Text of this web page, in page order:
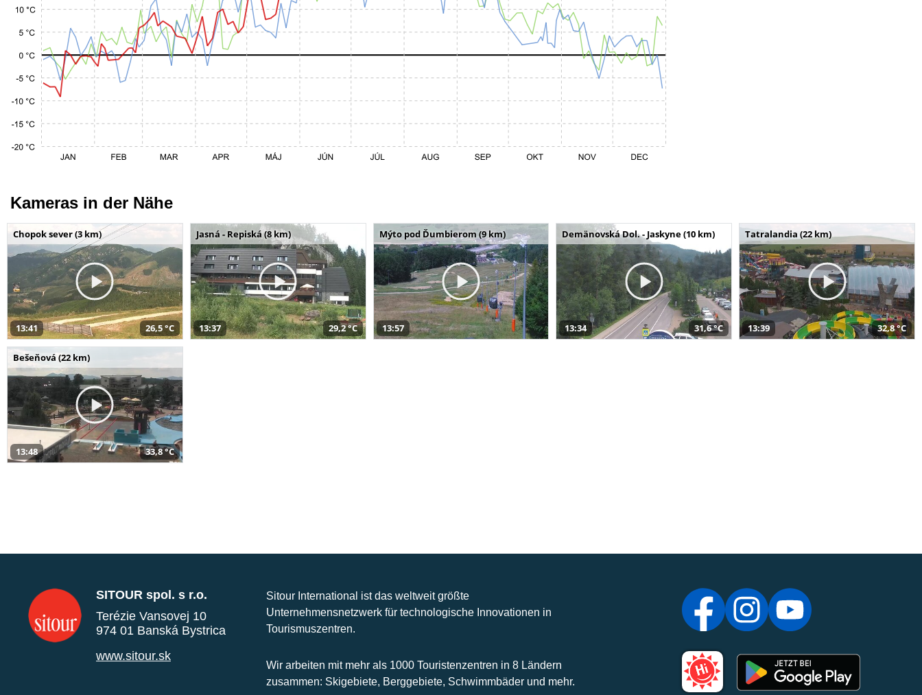
Kameras in der Nähe
Chopok sever (3 km)
13:41 26,5 °C
Jasná - Repiská (8 km)
13:37 29,2 °C
Mýto pod Ďumbierom (9 km)
13:57
Demänovská Dol. - Jaskyne (10 km)
13:34 31,6 °C
Tatralandia (22 km)
13:39 32,8 °C
Bešeňová (22 km)
13:48 33,8 °C
SITOUR spol. s r.o.
Terézie Vansovej 10
974 01 Banská Bystrica
www.sitour.sk
Sitour International ist das weltweit größte
Unternehmensnetzwerk für technologische Innovationen in
Tourismuszentren.
Wir arbeiten mit mehr als 1000 Touristenzentren in 8 Ländern
zusammen: Skigebiete, Berggebiete, Schwimmbäder und mehr.